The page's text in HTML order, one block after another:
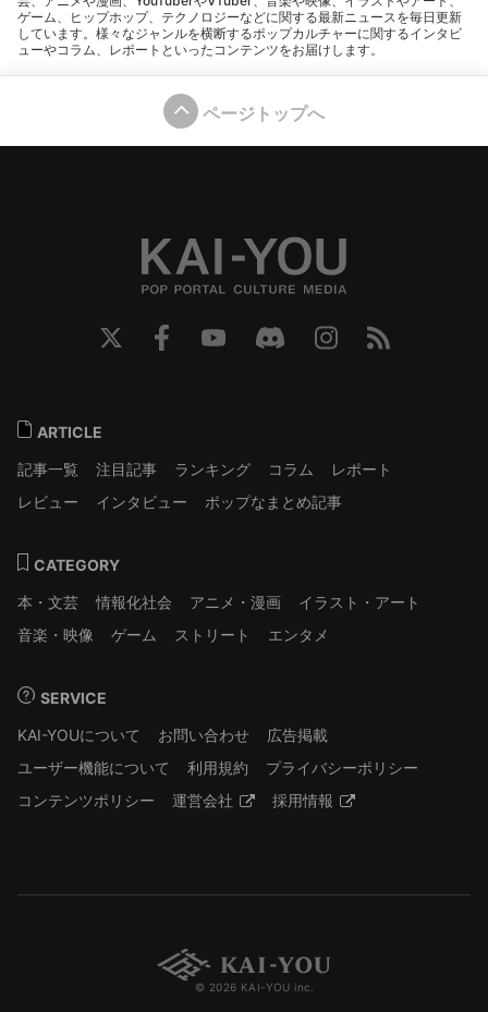
ゲーム、ヒップホップ、テクノロジーなどに関する最新ニュースを毎日更新
しています。様々なジャンルを横断するポップカルチャーに関するインタビ
ューやコラム、レポートといったコンテンツをお届けします。
ページトップへ
ARTICLE
記事一覧
注目記事 ランキング コラム
レポート
レビュー
インタビュー ポップなまとめ記事
CATEGORY
本・文芸
情報化社会 アニメ・漫画
イラスト・アート
音楽・映像
ゲーム ストリート エンタメ
SERVICE
KAI-YOUについて
お問い合わせ
広告掲載
ユーザー機能について
利用規約
プライバシーポリシー
コンテンツポリシー
運営会社 採用情報
© 2026 KAI-YOU inc.